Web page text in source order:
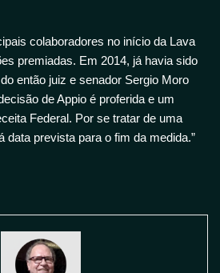
colaboradores no início da Lava
premiadas. Em 2014, já havia sido
então juiz e senador Sergio Moro
de Appio é proferida e um
Federal. Por se tratar de uma
data prevista para o fim da medida.”